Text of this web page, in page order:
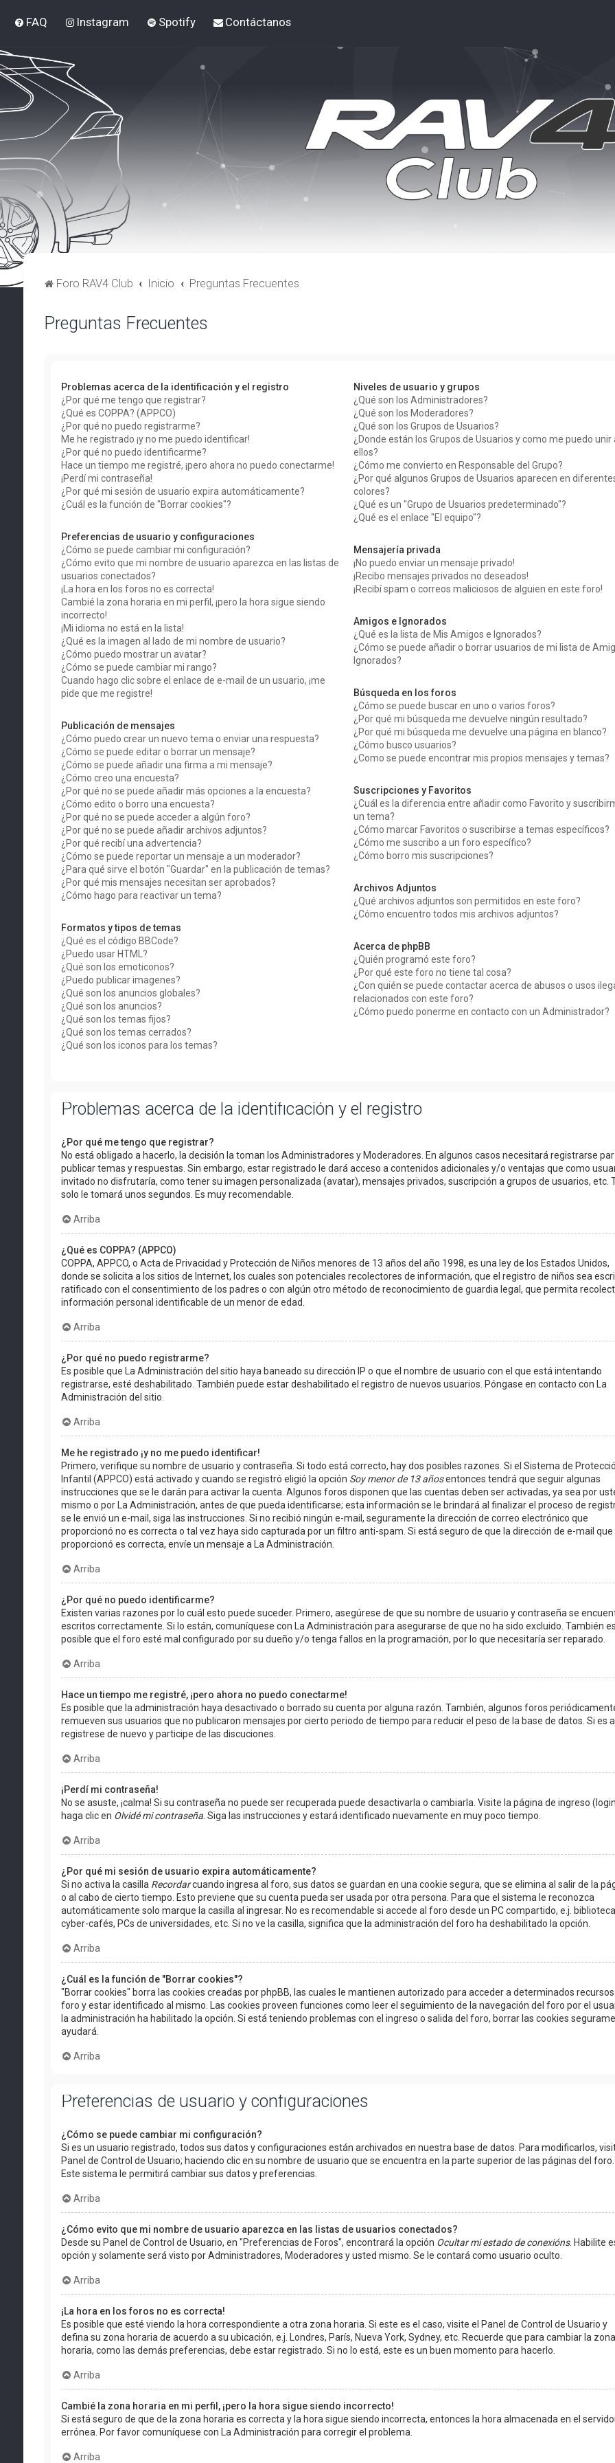
FAQ Instagram Spotify Contáctanos
Foro RAV4 Club Inicio Preguntas Frecuentes
Preguntas Frecuentes
Problemas acerca de la identificación y el registro
¿Por qué me tengo que registrar?
¿Qué es COPPA? (APPCO)
¿Por qué no puedo registrarme?
Me he registrado ¡y no me puedo identificar!
¿Por qué no puedo identificarme?
Hace un tiempo me registré, ¡pero ahora no puedo conectarme!
¡Perdí mi contraseña!
¿Por qué mi sesión de usuario expira automáticamente?
¿Cuál es la función de "Borrar cookies"?
Preferencias de usuario y configuraciones
¿Cómo se puede cambiar mi configuración?
¿Cómo evito que mi nombre de usuario aparezca en las listas de
usuarios conectados?
¡La hora en los foros no es correcta!
Cambié la zona horaria en mi perfil, ¡pero la hora sigue siendo
incorrecto!
¡Mi idioma no está en la lista!
¿Qué es la imagen al lado de mi nombre de usuario?
¿Cómo puedo mostrar un avatar?
¿Cómo se puede cambiar mi rango?
Cuando hago clic sobre el enlace de e-mail de un usuario, ¡me
pide que me registre!
Publicación de mensajes
¿Cómo puedo crear un nuevo tema o enviar una respuesta?
¿Cómo se puede editar o borrar un mensaje?
¿Cómo se puede añadir una firma a mi mensaje?
¿Cómo creo una encuesta?
¿Por qué no se puede añadir más opciones a la encuesta?
¿Cómo edito o borro una encuesta?
¿Por qué no se puede acceder a algún foro?
¿Por qué no se puede añadir archivos adjuntos?
¿Por qué recibí una advertencia?
¿Cómo se puede reportar un mensaje a un moderador?
¿Para qué sirve el botón "Guardar" en la publicación de temas?
¿Por qué mis mensajes necesitan ser aprobados?
¿Cómo hago para reactivar un tema?
Formatos y tipos de temas
¿Qué es el código BBCode?
¿Puedo usar HTML?
¿Qué son los emoticonos?
¿Puedo publicar imagenes?
¿Qué son los anuncios globales?
¿Qué son los anuncios?
¿Qué son los temas fijos?
¿Qué son los temas cerrados?
¿Qué son los iconos para los temas?
Niveles de usuario y grupos
¿Qué son los Administradores?
¿Qué son los Moderadores?
¿Qué son los Grupos de Usuarios?
¿Donde están los Grupos de Usuarios y como me puedo unir
ellos?
¿Cómo me convierto en Responsable del Grupo?
¿Por qué algunos Grupos de Usuarios aparecen en
colores?
¿Qué es un "Grupo de Usuarios predeterminado"?
¿Qué es el enlace "El equipo"?
Mensajería privada
¡No puedo enviar un mensaje privado!
¡Recibo mensajes privados no deseados!
¡Recibí spam o correos maliciosos de alguien en este foro!
Amigos e Ignorados
¿Qué es la lista de Mis Amigos e Ignorados?
¿Cómo se puede añadir o borrar usuarios de mi lista de
Ignorados?
Búsqueda en los foros
¿Cómo se puede buscar en uno o varios foros?
¿Por qué mi búsqueda me devuelve ningún resultado?
¿Por qué mi búsqueda me devuelve una página en blanco?
¿Cómo busco usuarios?
¿Como se puede encontrar mis propios mensajes y temas?
Suscripciones y Favoritos
¿Cuál es la diferencia entre añadir como Favorito y
un tema?
¿Cómo marcar Favoritos o suscribirse a temas específicos?
¿Cómo me suscribo a un foro específico?
¿Cómo borro mis suscripciones?
Archivos Adjuntos
¿Qué archivos adjuntos son permitidos en este foro?
¿Cómo encuentro todos mis archivos adjuntos?
Acerca de phpBB
¿Quién programó este foro?
¿Por qué este foro no tiene tal cosa?
¿Con quién se puede contactar acerca de abusos o usos
relacionados con este foro?
¿Cómo puedo ponerme en contacto con un Administrador?
Problemas acerca de la identificación y el registro
¿Por qué me tengo que registrar?
No está obligado a hacerlo, la decisión la toman los Administradores y Moderadores. En algunos casos necesitará registrarse
publicar temas y respuestas. Sin embargo, estar registrado le dará acceso a contenidos adicionales y/o ventajas que como
invitado no disfrutaría, como tener su imagen personalizada (avatar), mensajes privados, suscripción a grupos de usuarios, etc.
solo le tomará unos segundos. Es muy recomendable.
Arriba
¿Qué es COPPA? (APPCO)
COPPA, APPCO, o Acta de Privacidad y Protección de Niños menores de 13 años del año 1998, es una ley de los Estados Unidos,
donde se solicita a los sitios de Internet, los cuales son potenciales recolectores de información, que el registro de niños sea
ratificado con el consentimiento de los padres o con algún otro método de reconocimiento de guardia legal, que permita
información personal identificable de un menor de edad.
Arriba
¿Por qué no puedo registrarme?
Es posible que La Administración del sitio haya baneado su dirección IP o que el nombre de usuario con el que está intentando
registrarse, esté deshabilitado. También puede estar deshabilitado el registro de nuevos usuarios. Póngase en contacto con La
Administración del sitio.
Arriba
Me he registrado ¡y no me puedo identificar!
Primero, verifique su nombre de usuario y contraseña. Si todo está correcto, hay dos posibles razones. Si el Sistema de
Infantil (APPCO) está activado y cuando se registró eligió la opción Soy menor de 13 añosentonces tendrá que seguir algunas
instrucciones que se le darán para activar la cuenta. Algunos foros disponen que las cuentas deben ser activadas, ya sea por
mismo o por La Administración, antes de que pueda identificarse; esta información se le brindará al finalizar el proceso de
se le envió un e-mail, siga las instrucciones. Si no recibió ningún e-mail, seguramente la dirección de correo electrónico que
proporcionó no es correcta o tal vez haya sido capturada por un filtro anti-spam. Si está seguro de que la dirección de e-mail que
proporcionó es correcta, envíe un mensaje a La Administración.
Arriba
¿Por qué no puedo identificarme?
Existen varias razones por lo cuál esto puede suceder. Primero, asegúrese de que su nombre de usuario y contraseña se
escritos correctamente. Si lo están, comuníquese con La Administración para asegurarse de que no ha sido excluido. También es
posible que el foro esté mal configurado por su dueño y/o tenga fallos en la programación, por lo que necesitaría ser reparado.
Arriba
Hace un tiempo me registré, ¡pero ahora no puedo conectarme!
Es posible que la administración haya desactivado o borrado su cuenta por alguna razón. También, algunos foros
remueven sus usuarios que no publicaron mensajes por cierto periodo de tiempo para reducir el peso de la base de datos. Si es
registrese de nuevo y participe de las discuciones.
Arriba
¡Perdí mi contraseña!
No se asuste, ¡calma! Si su contraseña no puede ser recuperada puede desactivarla o cambiarla. Visite la página de ingreso
haga clic en Olvidé mi contraseña. Siga las instrucciones y estará identificado nuevamente en muy poco tiempo.
Arriba
¿Por qué mi sesión de usuario expira automáticamente?
Si no activa la casilla Recordarcuando ingresa al foro, sus datos se guardan en una cookie segura, que se elimina al salir de la
o al cabo de cierto tiempo. Esto previene que su cuenta pueda ser usada por otra persona. Para que el sistema le reconozca
automáticamente solo marque la casilla al ingresar. No es recomendable si accede al foro desde un PC compartido, e.j.
cyber-cafés, PCs de universidades, etc. Si no ve la casilla, significa que la administración del foro ha deshabilitado la opción.
Arriba
¿Cuál es la función de "Borrar cookies"?
"Borrar cookies" borra las cookies creadas por phpBB, las cuales le mantienen autorizado para acceder a determinados recursos
foro y estar identificado al mismo. Las cookies proveen funciones como leer el seguimiento de la navegación del foro por el
la administración ha habilitado la opción. Si está teniendo problemas con el ingreso o salida del foro, borrar las cookies
ayudará.
Arriba
Preferencias de usuario y configuraciones
¿Cómo se puede cambiar mi configuración?
Si es un usuario registrado, todos sus datos y configuraciones están archivados en nuestra base de datos. Para modificarlos,
Panel de Control de Usuario; haciendo clic en su nombre de usuario que se encuentra en la parte superior de las páginas del foro.
Este sistema le permitirá cambiar sus datos y preferencias.
Arriba
¿Cómo evito que mi nombre de usuario aparezca en las listas de usuarios conectados?
Desde su Panel de Control de Usuario, en "Preferencias de Foros", encontrará la opción Ocultar mi estado de conexións. Habilite
opción y solamente será visto por Administradores, Moderadores y usted mismo. Se le contará como usuario oculto.
Arriba
¡La hora en los foros no es correcta!
Es posible que esté viendo la hora correspondiente a otra zona horaria. Si este es el caso, visite el Panel de Control de Usuario y
defina su zona horaria de acuerdo a su ubicación, e.j. Londres, París, Nueva York, Sydney, etc. Recuerde que para cambiar la zona
horaria, como las demás preferencias, debe estar registrado. Si no lo está, este es un buen momento para hacerlo.
Arriba
Cambié la zona horaria en mi perfil, ¡pero la hora sigue siendo incorrecto!
Si está seguro de que de la zona horaria es correcta y la hora sigue siendo incorrecta, entonces la hora almacenada en el
errónea. Por favor comuníquese con La Administración para corregir el problema.
Arriba